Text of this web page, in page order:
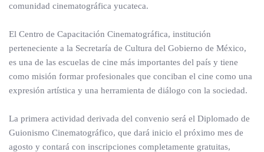
comunidad cinematográfica yucateca.
El Centro de Capacitación Cinematográfica, institución
perteneciente a la Secretaría de Cultura del Gobierno de México,
es una de las escuelas de cine más importantes del país y tiene
como misión formar profesionales que conciban el cine como una
expresión artística y una herramienta de diálogo con la sociedad.
La primera actividad derivada del convenio será el Diplomado de
Guionismo Cinematográfico, que dará inicio el próximo mes de
agosto y contará con inscripciones completamente gratuitas,